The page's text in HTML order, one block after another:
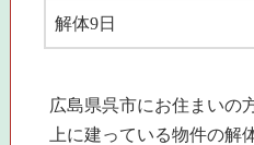
解体9日
広島県呉市にお住まいの
上に建っている物件の解